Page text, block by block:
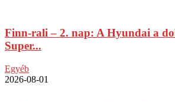
Finn-rali – 2. nap: A Hyundai a
Super...
Egyéb
2026-08-01